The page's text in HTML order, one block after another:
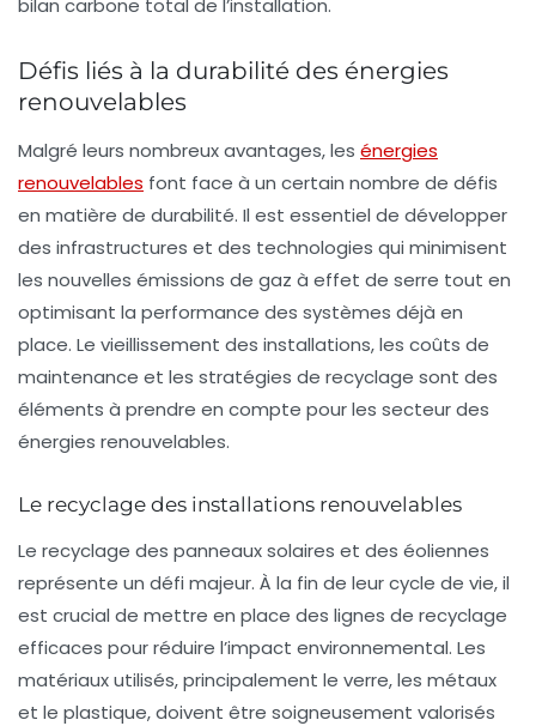
Défis liés à la durabilité des énergies
renouvelables
Malgré leurs nombreux avantages, les énergies
renouvelables font face à un certain nombre de défis
en matière de durabilité. Il est essentiel de développer
des infrastructures et des technologies qui minimisent
les nouvelles émissions de gaz à effet de serre tout en
optimisant la performance des systèmes déjà en
place. Le vieillissement des installations, les coûts de
maintenance et les stratégies de recyclage sont des
éléments à prendre en compte pour les secteur des
énergies renouvelables.
Le recyclage des installations renouvelables
Le recyclage des panneaux solaires et des éoliennes
représente un défi majeur. À la fin de leur cycle de vie, il
est crucial de mettre en place des lignes de recyclage
efficaces pour réduire l’impact environnemental. Les
matériaux utilisés, principalement le verre, les métaux
et le plastique, doivent être soigneusement valorisés